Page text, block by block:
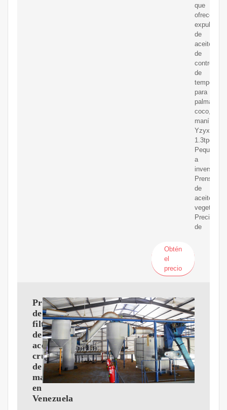
que
ofrece
expulsor
de
aceite
de
control
de
para
palma,
coco,
maní
1.3tpd
Peque?
a
inversión
Prensas
de
aceite
vegetal
Precio
de
Obtén
el
precio
Prensa
de
filtro
de
aceite
crudo
de
maní
en
Venezuela